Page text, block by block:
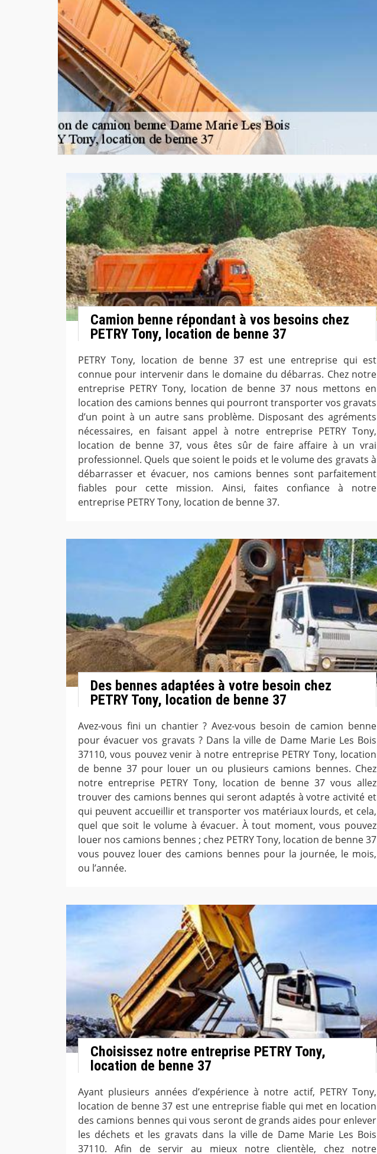
Camion benne répondant à vos besoins chez
PETRY Tony, location de benne 37
PETRY Tony, location de benne 37 est une entreprise qui est
connue pour intervenir dans le domaine du débarras. Chez notre
entreprise PETRY Tony, location de benne 37 nous mettons en
location des camions bennes qui pourront transporter vos gravats
d’un point à un autre sans problème. Disposant des agréments
nécessaires, en faisant appel à notre entreprise PETRY Tony,
location de benne 37, vous êtes sûr de faire affaire à un vrai
professionnel. Quels que soient le poids et le volume des gravats à
débarrasser et évacuer, nos camions bennes sont parfaitement
fiables pour cette mission. Ainsi, faites confiance à notre
entreprise PETRY Tony, location de benne 37.
Des bennes adaptées à votre besoin chez
PETRY Tony, location de benne 37
Avez-vous fini un chantier ? Avez-vous besoin de camion benne
pour évacuer vos gravats ? Dans la ville de Dame Marie Les Bois
37110, vous pouvez venir à notre entreprise PETRY Tony, location
de benne 37 pour louer un ou plusieurs camions bennes. Chez
notre entreprise PETRY Tony, location de benne 37 vous allez
trouver des camions bennes qui seront adaptés à votre activité et
qui peuvent accueillir et transporter vos matériaux lourds, et cela,
quel que soit le volume à évacuer. À tout moment, vous pouvez
louer nos camions bennes ; chez PETRY Tony, location de benne 37
vous pouvez louer des camions bennes pour la journée, le mois,
ou l’année.
Choisissez notre entreprise PETRY Tony,
location de benne 37
Ayant plusieurs années d’expérience à notre actif, PETRY Tony,
location de benne 37 est une entreprise fiable qui met en location
des camions bennes qui vous seront de grands aides pour enlever
les déchets et les gravats dans la ville de Dame Marie Les Bois
37110. Afin de servir au mieux notre clientèle, chez notre